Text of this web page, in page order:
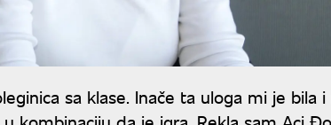
sa klase. Inače ta uloga mi je bila